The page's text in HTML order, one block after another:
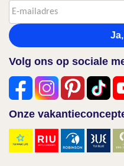
Volg ons op sociale
Onze